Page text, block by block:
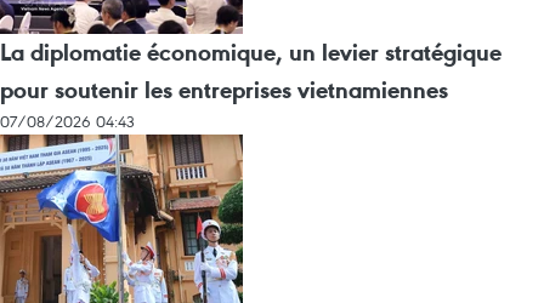
La diplomatie économique, un levier stratégique
pour soutenir les entreprises vietnamiennes
07/08/2026 04:43